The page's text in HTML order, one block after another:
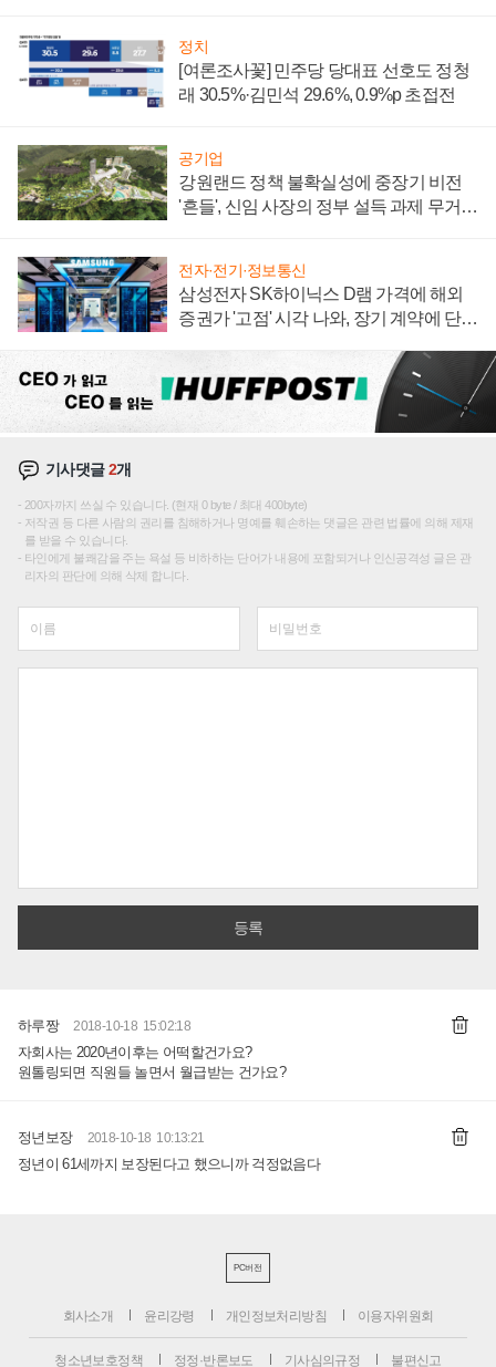
정치
[여론조사꽃] 민주당 당대표 선호도 정청
래 30.5%·김민석 29.6%, 0.9%p 초접전
공기업
강원랜드 정책 불확실성에 중장기 비전
'흔들', 신임 사장의 정부 설득 과제 무거워
전자·전기·정보통신
삼성전자 SK하이닉스 D램 가격에 해외
증권가 '고점' 시각 나와, 장기 계약에 단점
기사댓글2개
200자까지 쓰실 수 있습니다. (현재 0 byte / 최대 400byte)
저작권 등 다른 사람의 권리를 침해하거나 명예를 훼손하는 댓글은 관련 법률에 의해 제재
를 받을 수 있습니다.
타인에게 불쾌감을 주는 욕설 등 비하하는 단어가 내용에 포함되거나 인신공격성 글은 관
리자의 판단에 의해 삭제 합니다.
하루짱 2018-10-18 15:02:18
자회사는 2020년이후는 어떡할건가요?
원톨링되면 직원들 놀면서 월급받는 건가요?
정년보장 2018-10-18 10:13:21
정년이 61세까지 보장된다고 했으니까 걱정없음다
PC버전
회사소개 윤리강령 개인정보처리방침 이용자위원회
청소년보호정책 정정·반론보도 기사심의규정 불편신고